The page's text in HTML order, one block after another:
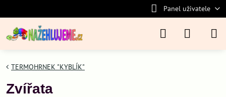
Panel uživatele
TERMOHRNEK "KYBLÍK"
Zvířata